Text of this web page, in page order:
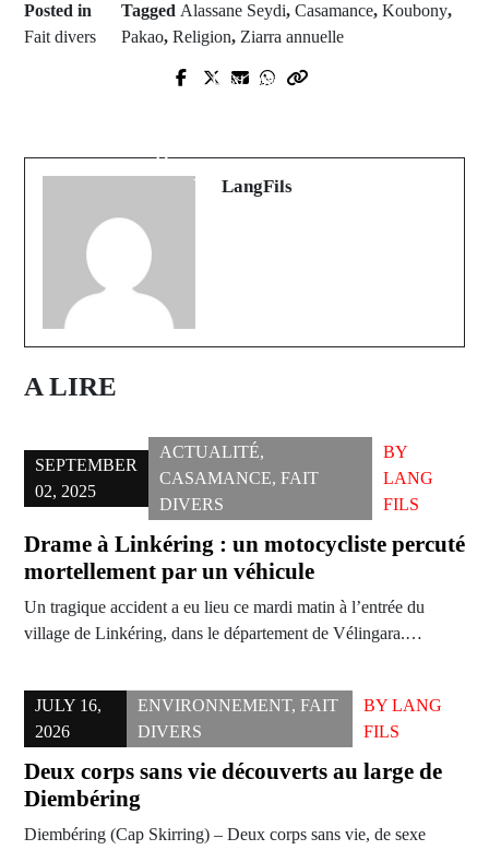
Posted in
Fait divers
Tagged Alassane Seydi, Casamance, Koubony,
Pakao, Religion, Ziarra annuelle
Prev Post
Next Post
DIALLO)
LangFils
A LIRE
SEPTEMBER
02, 2025
ACTUALITÉ,
CASAMANCE, FAIT
DIVERS
BY
LANG
FILS
Drame à Linkéring : un motocycliste percuté
mortellement par un véhicule
Un tragique accident a eu lieu ce mardi matin à l’entrée du
village de Linkéring, dans le département de Vélingara.…
JULY 16,
2026
ENVIRONNEMENT, FAIT
DIVERS
BYLANG
FILS
Deux corps sans vie découverts au large de
Diembéring
Diembéring (Cap Skirring) – Deux corps sans vie, de sexe